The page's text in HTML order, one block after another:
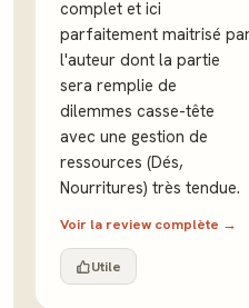
complet et ici
parfaitement maitrisé
l'auteur dont la partie
sera remplie de
dilemmes casse-tête
avec une gestion de
ressources (Dés,
Nourritures) très tendue.
Voir la review complète →
Utile